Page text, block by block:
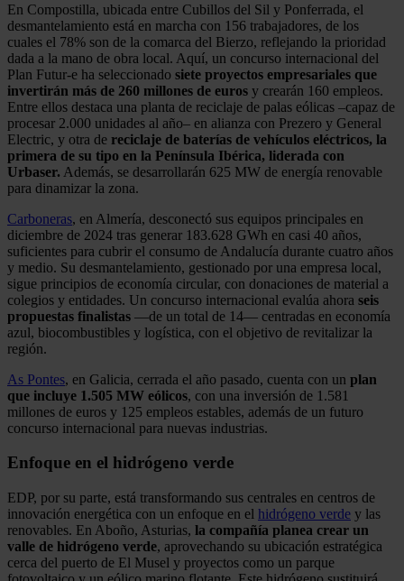
En Compostilla, ubicada entre Cubillos del Sil y Ponferrada, el
desmantelamiento está en marcha con 156 trabajadores, de los
cuales el 78% son de la comarca del Bierzo, reflejando la prioridad
dada a la mano de obra local. Aquí, un concurso internacional del
Plan Futur-e ha seleccionado siete proyectos empresariales que
invertirán más de 260 millones de euros y crearán 160 empleos.
Entre ellos destaca una planta de reciclaje de palas eólicas –capaz de
procesar 2.000 unidades al año– en alianza con Prezero y General
Electric, y otra de reciclaje de baterías de vehículos eléctricos, la
primera de su tipo en la Península Ibérica, liderada con
Urbaser. Además, se desarrollarán 625 MW de energía renovable
para dinamizar la zona.
Carboneras, en Almería, desconectó sus equipos principales en
diciembre de 2024 tras generar 183.628 GWh en casi 40 años,
suficientes para cubrir el consumo de Andalucía durante cuatro años
y medio. Su desmantelamiento, gestionado por una empresa local,
sigue principios de economía circular, con donaciones de material a
colegios y entidades. Un concurso internacional evalúa ahora seis
propuestas finalistas —de un total de 14— centradas en economía
azul, biocombustibles y logística, con el objetivo de revitalizar la
región.
As Pontes, en Galicia, cerrada el año pasado, cuenta con un plan
que incluye 1.505 MW eólicos, con una inversión de 1.581
millones de euros y 125 empleos estables, además de un futuro
concurso internacional para nuevas industrias.
Enfoque en el hidrógeno verde
EDP, por su parte, está transformando sus centrales en centros de
innovación energética con un enfoque en el hidrógeno verde y las
renovables. En Aboño, Asturias, la compañía planea crear un
valle de hidrógeno verde, aprovechando su ubicación estratégica
cerca del puerto de El Musel y proyectos como un parque